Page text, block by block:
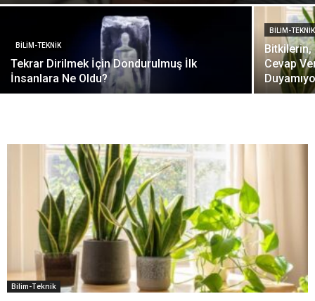
BILIM-TEKNIK
Tekrar Dirilmek İçin Dondurulmuş İlk
İnsanlara Ne Oldu?
BILIM-TEKNIK
Bitkilerin,
Cevap
Bilim-Teknik